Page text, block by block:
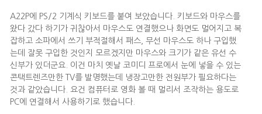
A22P에 PS/2 기계식 키보드를 붙여 보았습니다. 키보드와 마우스를
왔다 갔다 하기가 귀찮아서 마우스도 연결했으나 화면도 멀어지고 복
잡하고 소파에서 쓰기 부적절해서 패스, 무선 마우스도 하나 구입했
는데 잘못 구입한 것인지 모르겠지만 마우스와 크기가 같은 유선 수
신부가 있더군요. 이건 마치 옛날 코미디 프로에서 눈에 넣을 수 있는
콘택트렌즈만한 TV를 발명했는데 냉장고만한 전원부가 필요하다는
것과 같았습니다. 요건 컴퓨터로 영화 볼 때 멀리서 조작하는 용도로
PC에 연결해서 사용하기로 했습니다.